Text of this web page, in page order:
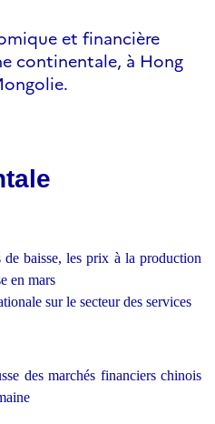
et financière
continentale, à Hong
baisse, les prix à la production
en mars
sur le secteur des services
des marchés financiers chinois